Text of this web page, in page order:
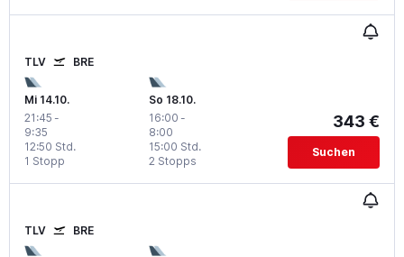
TLV BRE
Mi 14.10.
21:45 -
9:35
1 Stopp
12:50 Std.
So 18.10.
16:00 -
8:00
2 Stopps
15:00 Std.
343 €
Suchen
TLV BRE